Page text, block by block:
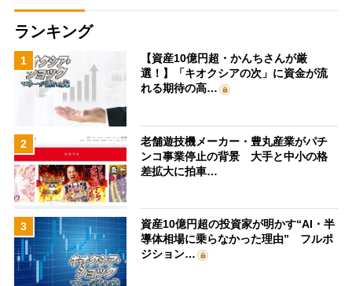
ランキング
1
【資産10億円超・かんちさんが厳
選！】「キオクシアの次」に資金が流
れる期待の高…
2
老舗遊技機メーカー・豊丸産業がパチ
ンコ事業停止の背景 大手と中小の格
差拡大に拍車…
3
資産10億円超の投資家が明かす“AI・半
導体相場に乗らなかった理由” フルポ
ジション…